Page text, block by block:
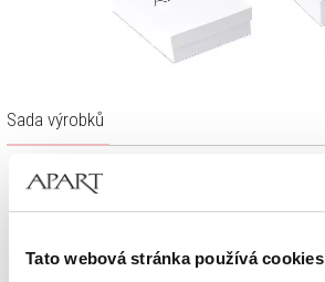
Tato webová stránka používá cookies
Sada výrobků